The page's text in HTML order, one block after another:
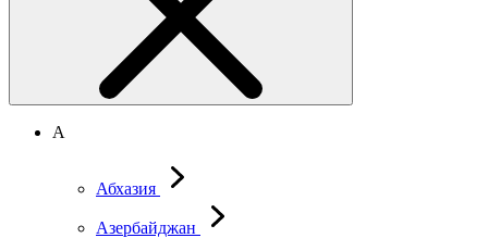
А
Абхазия
Азербайджан